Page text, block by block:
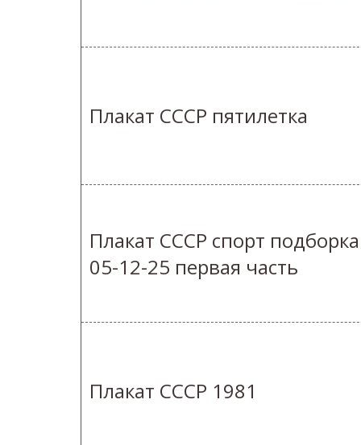
Плакат СССР пятилетка
Плакат СССР спорт подборка
05-12-25 первая часть
Плакат СССР 1981